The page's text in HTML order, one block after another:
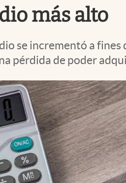
más alto
se incrementó a
pérdida de poder